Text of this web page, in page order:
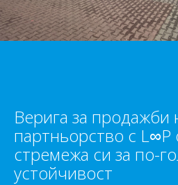
Верига за
партньорство с L∞P
стремежа си за по-
устойчивост